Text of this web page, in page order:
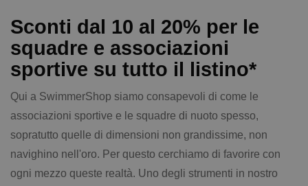
Sconti dal 10 al 20% per le
squadre e associazioni
sportive su tutto il listino*
Qui a SwimmerShop siamo consapevoli di come le
associazioni sportive e le squadre di nuoto spesso,
sopratutto quelle di dimensioni non grandissime, non
navighino nell'oro. Per questo cerchiamo di favorire con
ogni mezzo queste realtà. Uno degli strumenti in nostro